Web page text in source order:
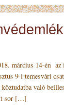
március 14-én az
9-i temesvári
való
sor […]